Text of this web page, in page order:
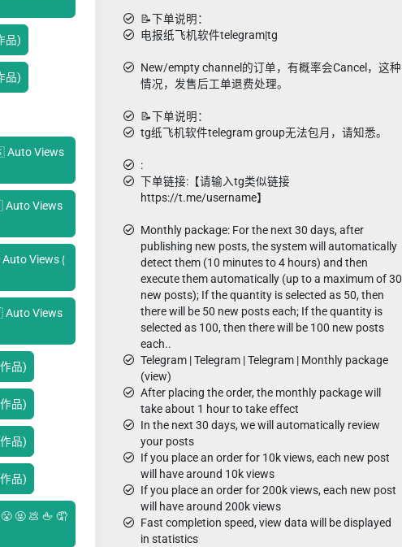
品)
品)
Auto Views
Auto Views
Views ⟮
Auto Views
品)
品)
品)
品)
🤬 💩 🖕 🤦
📝下单说明：
电报纸飞机软件telegram|tg
New/empty channel的订单，有概率会Cancel，这种
情况，发售后工单退费处理。
📝下单说明：
tg纸飞机软件telegram group无法包月，请知悉。
:
下单链接:【请输入tg类似链接
https://t.me/username】
Monthly package: For the next 30 days, after
publishing new posts, the system will automatically
detect them (10 minutes to 4 hours) and then
execute them automatically (up to a maximum of 30
new posts); If the quantity is selected as 50, then
there will be 50 new posts each; If the quantity is
selected as 100, then there will be 100 new posts
each..
Telegram | Telegram | Telegram | Monthly package
(view)
After placing the order, the monthly package will
take about 1 hour to take effect
In the next 30 days, we will automatically review
your posts
If you place an order for 10k views, each new post
will have around 10k views
If you place an order for 200k views, each new post
will have around 200k views
Fast completion speed, view data will be displayed
in statistics